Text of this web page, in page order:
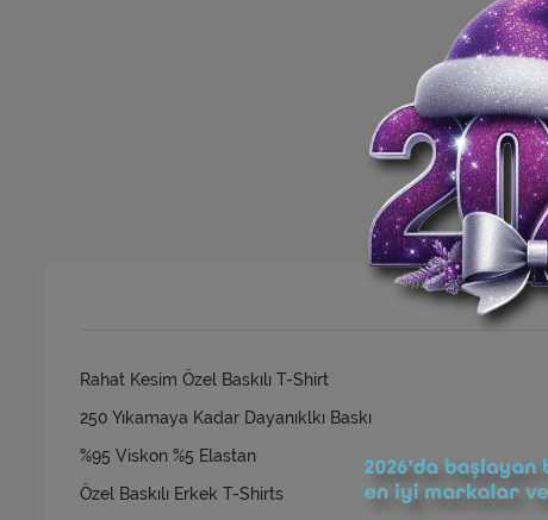
Rahat Kesim Özel Baskılı T-Shirt
250 Yıkamaya Kadar Dayanıklkı Baskı
%95 Viskon %5 Elastan
Özel Baskılı Erkek T-Shirts